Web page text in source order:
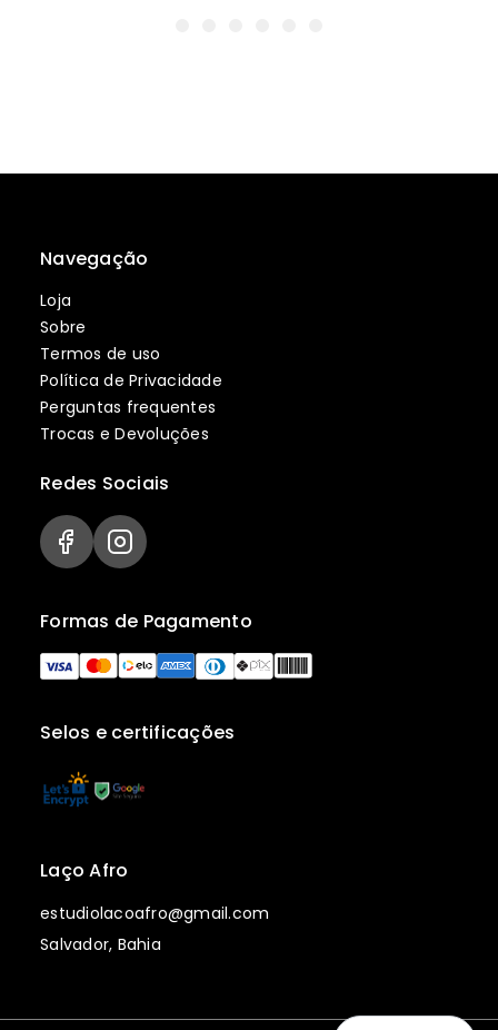
Navegação
Loja
Sobre
Termos de uso
Política de Privacidade
Perguntas frequentes
Trocas e Devoluções
Selos e certificações
Formas de Pagamento
Redes Sociais
Laço Afro
estudiolacoafro@gmail.com
Salvador, Bahia